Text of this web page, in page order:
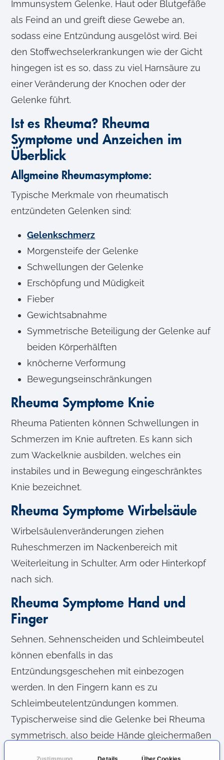
Immunsystem Gelenke, Haut oder Blutgefäße
als Feind an und greift diese Gewebe an,
sodass eine Entzündung ausgelöst wird. Bei
den Stoffwechselerkrankungen wie der Gicht
hingegen ist es so, dass zu viel Harnsäure zu
einer Veränderung der Knochen oder der
Gelenke führt.
Ist es Rheuma? Rheuma
Symptome und Anzeichen im
Überblick
Allgmeine Rheumasymptome:
Typische Merkmale von rheumatisch
entzündeten Gelenken sind:
Gelenkschmerz
Morgensteife der Gelenke
Schwellungen der Gelenke
Erschöpfung und Müdigkeit
Fieber
Gewichtsabnahme
Symmetrische Beteiligung der Gelenke auf
beiden Körperhälften
knöcherne Verformung
Bewegungseinschränkungen
Rheuma Symptome Knie
Rheuma Patienten können Schwellungen in
Schmerzen im Knie auftreten. Es kann sich
zum Wackelknie ausbilden, welches ein
instabiles und in Bewegung eingeschränktes
Knie bezeichnet.
Rheuma Symptome Wirbelsäule
Wirbelsäulenveränderungen ziehen
Ruheschmerzen im Nackenbereich mit
Weiterleitung in Schulter, Arm oder Hinterkopf
nach sich.
Rheuma Symptome Hand und
Finger
Sehnen, Sehnenscheiden und Schleimbeutel
können ebenfalls in das
Entzündungsgeschehen mit einbezogen
werden. In den Fingern kann es zu
Schleimbeutelentzündungen kommen.
Typischerweise sind die Gelenke bei Rheuma
symmetrisch, also beide Hände gleichermaßen